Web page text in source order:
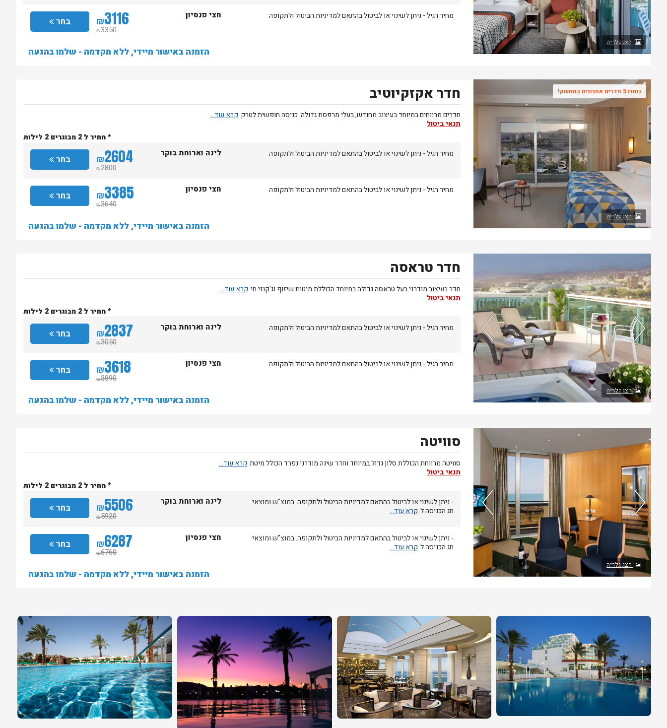
95%
מהאורחים
ששהו בחדר
אהבו אותו הצג גלריה
מחיר רגיל - ניתן לשינוי או לביטול בהתאם למדיניות הביטול ולתקופה בחר ₪3116
₪3350
חצי פנסיון
הזמנה באישור מיידי, ללא מקדמה - שלמו בהגעה
נותרו 5 חדרים אחרונים בממשק!
הצג גלריה
חדר אקזקיוטיב
חדרים מרווחים במיוחד בעיצוב מחודש, בעלי מרפסת גדולה. כניסה חופשית לטרק
תנאי ביטול
* מחיר ל 2 מבוגרים 2 לילות
מחיר רגיל - ניתן לשינוי או לביטול בהתאם למדיניות הביטול ולתקופה
בחר ₪2604
₪2800
לינה וארוחת בוקר
מחיר רגיל - ניתן לשינוי או לביטול בהתאם למדיניות הביטול ולתקופה בחר ₪3385
₪3640
חצי פנסיון
הזמנה באישור מיידי, ללא מקדמה - שלמו בהגעה
92%
מהאורחים
ששהו בחדר
הצג גלריה
חדר טראסה
חדר בעיצוב מודרני בעל טראסה גדולה במיוחד הכוללת מיטות שיזוף וג'קוזי חי
תנאי ביטול
* מחיר ל 2 מבוגרים 2 לילות
מחיר רגיל - ניתן לשינוי או לביטול בהתאם למדיניות הביטול ולתקופה
בחר ₪2837
₪3050
לינה וארוחת בוקר
מחיר רגיל - ניתן לשינוי או לביטול בהתאם למדיניות הביטול ולתקופה בחר ₪3618
₪3890
חצי פנסיון
הזמנה באישור מיידי, ללא מקדמה - שלמו בהגעה
הצג גלריה
סוויטה
סוויטה מרווחת הכוללת סלון גדול במיוחד וחדר שינה מודרני נפרד הכולל מיטת
תנאי ביטול
* מחיר ל 2 מבוגרים 2 לילות
- ניתן לשינוי או לביטול בהתאם למדיניות הביטול ולתקופה. במוצ"ש ומוצאי
חג הכניסה ל
בחר ₪5506
₪5920
לינה וארוחת בוקר
- ניתן לשינוי או לביטול בהתאם למדיניות הביטול ולתקופה. במוצ"ש ומוצאי
חג הכניסה ל
בחר ₪6287
₪6760
חצי פנסיון
הזמנה באישור מיידי, ללא מקדמה - שלמו בהגעה